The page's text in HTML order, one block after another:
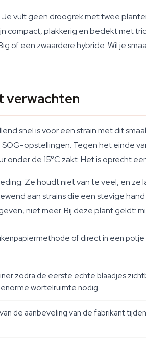
vult geen droogrek met twee
compact, plakkerig en bedekt met
of een zwaardere hybride. Wil je
verwachten
snel is voor een strain met dit
opstellingen. Tegen het einde
de 15°C zakt. Het is oprecht
Ze houdt niet van te veel, en
aan strains die een stevige
niet meer. Bij deze plant geldt:
of direct in een
zodra de eerste echte blaadjes
wortelruimte nodig.
de aanbeveling van de fabrikant